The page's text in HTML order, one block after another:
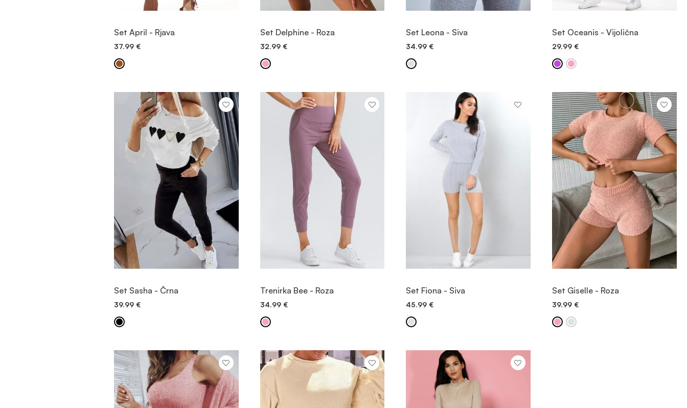
Set April - Rjava
37.99 €
OGLED
Set Delphine - Roza
32.99 €
OGLED
Set Leona - Siva
34.99 €
OGLED
Set Oceanis - Vijolična
29.99 €
OGLED
Set Sasha - Črna
39.99 €
OGLED
Trenirka Bee - Roza
34.99 €
Set Fiona - Siva
45.99 €
OGLED
Set Giselle - Roza
39.99 €